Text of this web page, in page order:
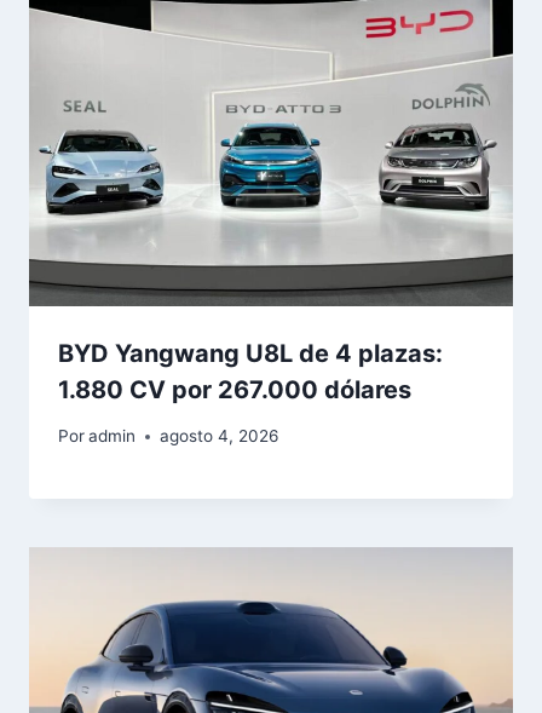
BYD Yangwang U8L de 4 plazas:
1.880 CV por 267.000 dólares
Poradmin agosto 4, 2026